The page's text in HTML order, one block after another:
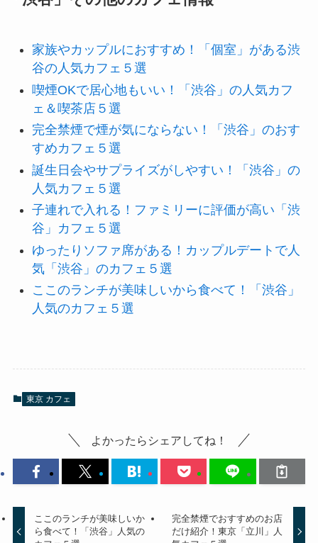
家族やカップルにおすすめ！「個室」がある渋
谷の人気カフェ５選
喫煙OKで居心地もいい！「渋谷」の人気カフ
ェ＆喫茶店５選
完全禁煙で煙が気にならない！「渋谷」のおす
すめカフェ５選
誕生日会やサプライズがしやすい！「渋谷」の
人気カフェ５選
子連れで入れる！ファミリーに評価が高い「渋
谷」カフェ５選
ゆったりソファ席がある！カップルデートで人
気「渋谷」のカフェ５選
ここのランチが美味しいから食べて！「渋谷」
人気のカフェ５選
東京 カフェ
よかったらシェアしてね！
ここのランチが美味しいか
ら食べて！「渋谷」人気の
完全禁煙でおすすめのお店
だけ紹介！東京「立川」人